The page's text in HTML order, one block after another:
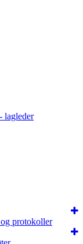
lagleder
protokoller